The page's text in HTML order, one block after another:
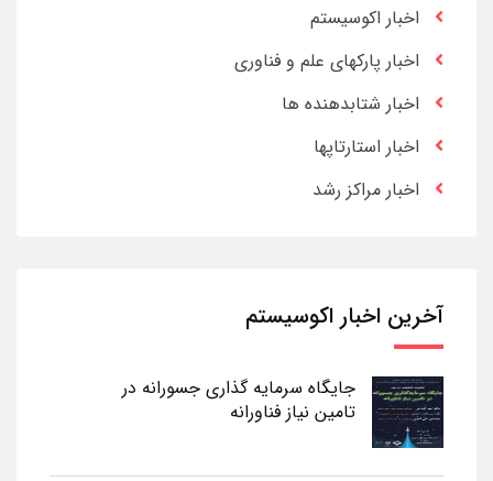
اخبار اکوسیستم
اخبار پارکهای علم و فناوری
اخبار شتابدهنده ها
اخبار استارتاپها
اخبار مراکز رشد
آخرین اخبار اکوسیستم
جایگاه سرمایه گذاری جسورانه در
تامین نیاز فناورانه